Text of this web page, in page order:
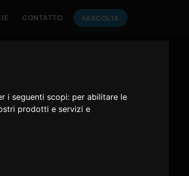
i seguenti scopi: per abilitare le
prodotti e servizi e
CONTATTO ASCOLTA
Only Hits Japan